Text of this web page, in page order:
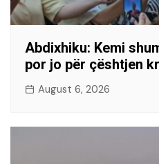
Abdixhiku: Kemi
por jo për çështjen
August 6, 2026